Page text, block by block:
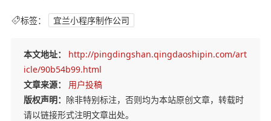
标签： 宜兰小程序制作公司
本文地址：
http://pingdingshan.qingdaoshipin.com/art
icle/90b54b99.html
文章来源：
用户投稿
版权声明： 除非特别标注，否则均为本站原创文章，转载时
请以链接形式注明文章出处。